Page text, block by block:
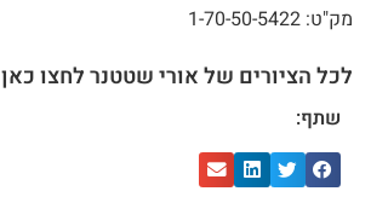
מק"ט: 1-70-50-5422
לכל הציורים של אורי שטטנר לחצו כאן
שתף: